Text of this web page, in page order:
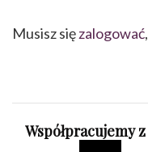
Musisz sięzalogować
Współpracujemy z